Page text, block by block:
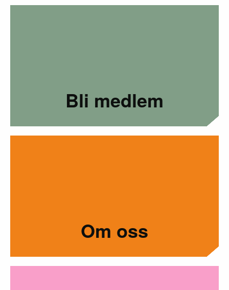
Bli medlem
Om oss